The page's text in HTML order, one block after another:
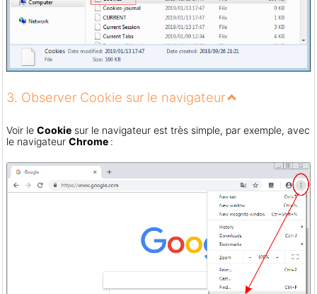
3. Observer Cookie sur le navigateur
Voir le Cookie sur le navigateur est très simple, par exemple, avec
le navigateur Chrome :